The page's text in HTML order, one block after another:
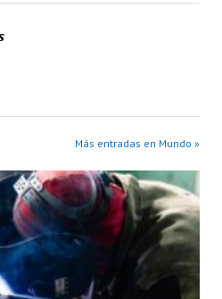
Más entradas en Mundo »